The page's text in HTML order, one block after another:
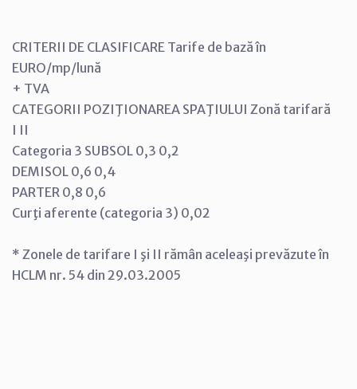
CRITERII DE CLASIFICARE Tarife de bază în
EURO/mp/lună
+ TVA
CATEGORII POZIŢIONAREA SPAŢIULUI Zonă tarifară
I II
Categoria 3 SUBSOL 0,3 0,2
DEMISOL 0,6 0,4
PARTER 0,8 0,6
Curţi aferente (categoria 3) 0,02
* Zonele de tarifare I şi II rămân aceleaşi prevăzute în
HCLM nr. 54 din 29.03.2005